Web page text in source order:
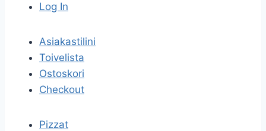
Log In
Asiakastilini
Toivelista
Ostoskori
Checkout
Pizzat